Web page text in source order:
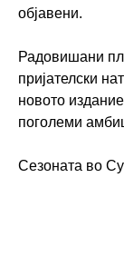
објавени.
Радовишани
пријателски
новото
поголеми
Сезоната во